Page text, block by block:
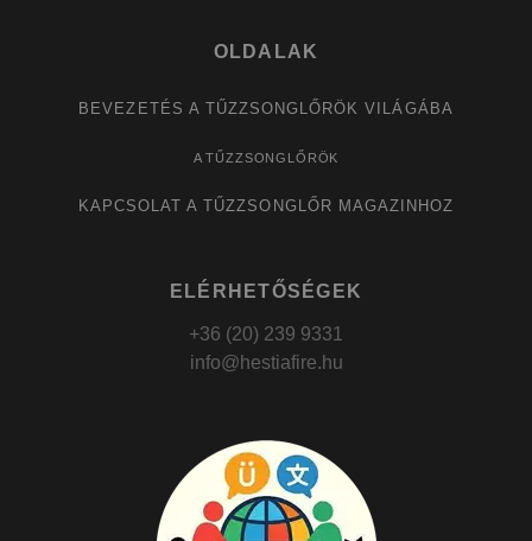
OLDALAK
BEVEZETÉS A TŰZZSONGLŐRÖK VILÁGÁBA
A TŰZZSONGLŐRÖK
KAPCSOLAT A TŰZZSONGLŐR MAGAZINHOZ
ELÉRHETŐSÉGEK
+36 (20) 239 9331
info@hestiafire.hu